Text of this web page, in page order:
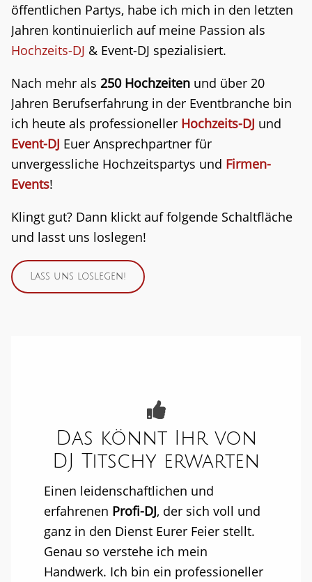
öffentlichen Partys, habe ich mich in den letzten
Jahren kontinuierlich auf meine Passion als
Hochzeits-DJ & Event-DJ spezialisiert.
Nach mehr als 250 Hochzeiten und über 20
Jahren Berufserfahrung in der Eventbranche bin
ich heute als professioneller Hochzeits-DJ und
Event-DJ Euer Ansprechpartner für
unvergessliche Hochzeitspartys und Firmen-
Events!
Klingt gut? Dann klickt auf folgende Schaltfläche
und lasst uns loslegen!
Lass uns loslegen!
Das könnt Ihr von
DJ Titschy erwarten
Einen leidenschaftlichen und
erfahrenen Profi-DJ, der sich voll und
ganz in den Dienst Eurer Feier stellt.
Genau so verstehe ich mein
Handwerk. Ich bin ein professioneller